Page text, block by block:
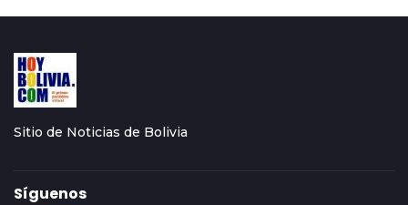
Sitio de Noticias de Bolivia
Síguenos